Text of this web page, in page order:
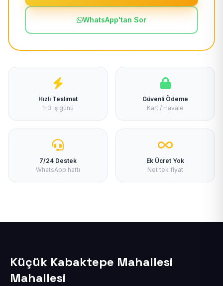
WhatsApp'tan Sor
Hızlı Teslimat
1-3 iş günü
Güvenli Ödeme
Kart / Havale
7/24 Destek
WhatsApp hattı
Ek Ücret Yok
Net tek fiyat
Küçük Kabaktepe Mahallesi
Mahallesi